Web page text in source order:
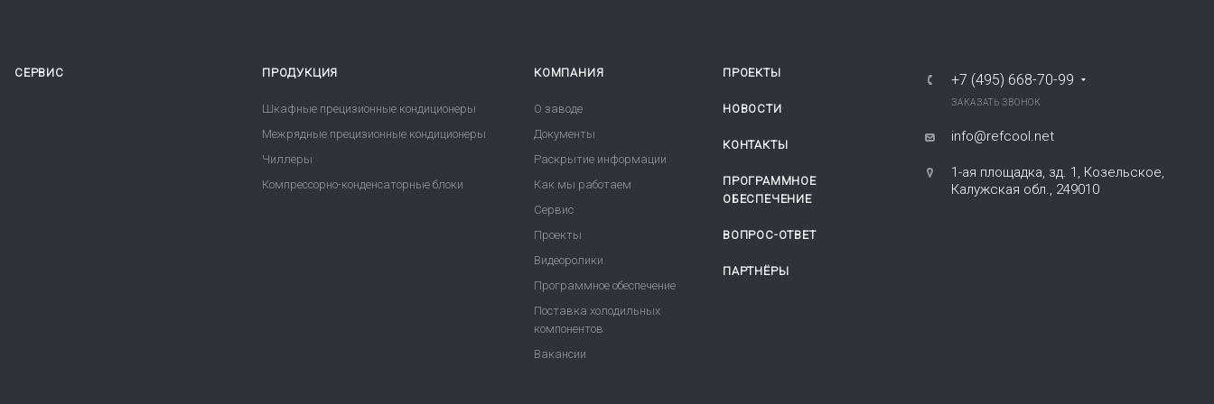
СЕРВИС ПРОДУКЦИЯ
Шкафные прецизионные кондиционеры
Межрядные прецизионные кондиционеры
Чиллеры
Компрессорно-конденсаторные блоки
КОМПАНИЯ
О заводе
Документы
Раскрытие информации
Как мы работаем
Сервис
Проекты
Видеоролики
Программное обеспечение
Поставка холодильных
компонентов
Вакансии
ПРОЕКТЫ
НОВОСТИ
КОНТАКТЫ
ПРОГРАММНОЕ
ОБЕСПЕЧЕНИЕ
ВОПРОС-ОТВЕТ
ПАРТНЁРЫ
+7 (495) 668-70-99
ЗАКАЗАТЬ ЗВОНОК
info@refcool.net
1-ая площадка, зд. 1, Козельское,
Калужская обл., 249010